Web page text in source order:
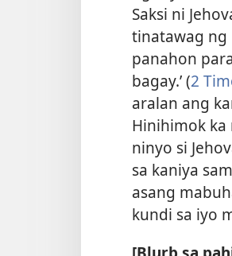
Saksi ni
tinatawag ng
panahon
bagay.’ (2
aralan ang
Hinihimok ka
ninyo si
sa kaniya
asang
kundi sa iyo